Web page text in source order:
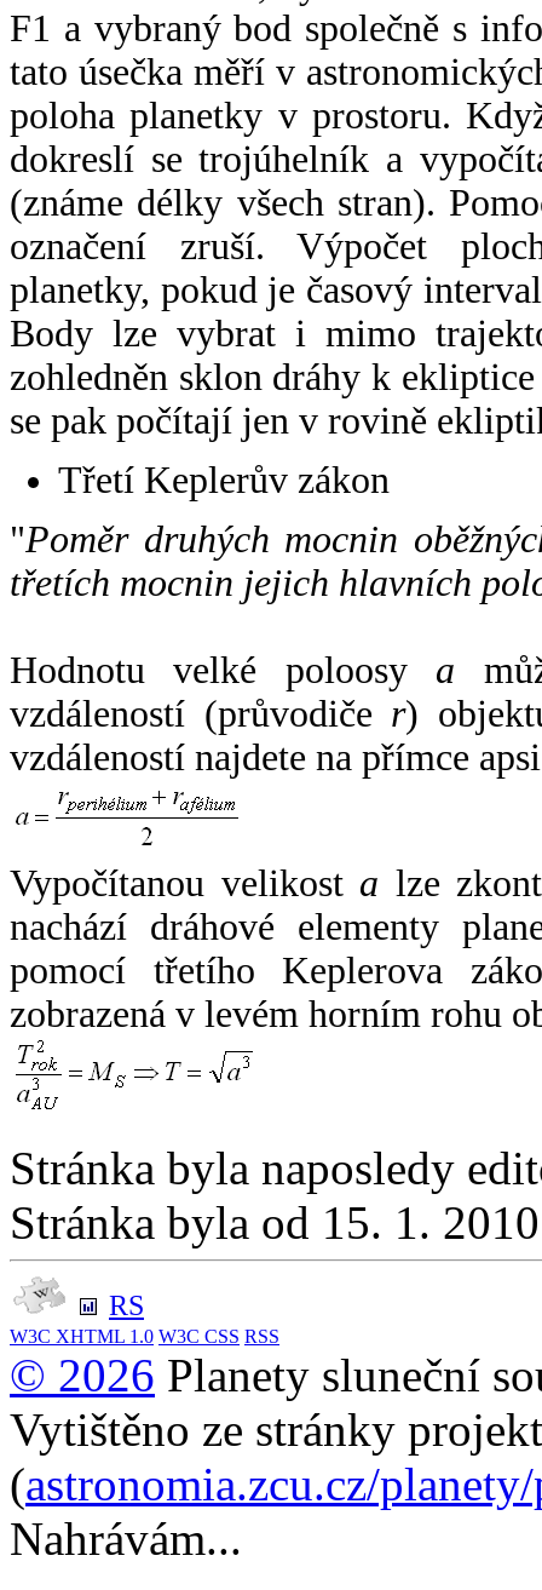
F1 a vybraný bod společně s
tato úsečka měří v
poloha planetky v prostoru.
dokreslí se trojúhelník a
(známe délky všech stran).
označení zruší. Výpočet
planetky, pokud je časový
Body lze vybrat i mimo
zohledněn sklon dráhy k
se pak počítají jen v rovině
Třetí Keplerův zákon
"Poměr druhých mocnin
třetích mocnin jejich hlavních
Hodnotu velké poloosy a
vzdáleností (průvodiče r)
vzdáleností najdete na přímce
Vypočítanou velikost a lze
nachází dráhové elementy
pomocí třetího Keplerova
zobrazená v levém horním rohu
Stránka byla naposledy
Stránka byla od 15. 1.
RS
W3C XHTML 1.0 W3C CSS RSS
© 2026 Planety sluneční
Vytištěno ze stránky
(astronomia.zcu.cz/
Nahrávám...